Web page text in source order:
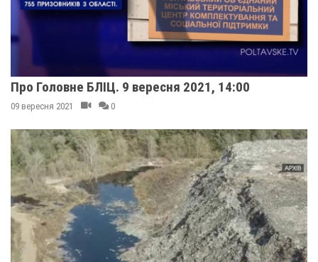
Про Головне БЛІЦ. 9 вересня 2021, 14:00
09 вересня 2021 0